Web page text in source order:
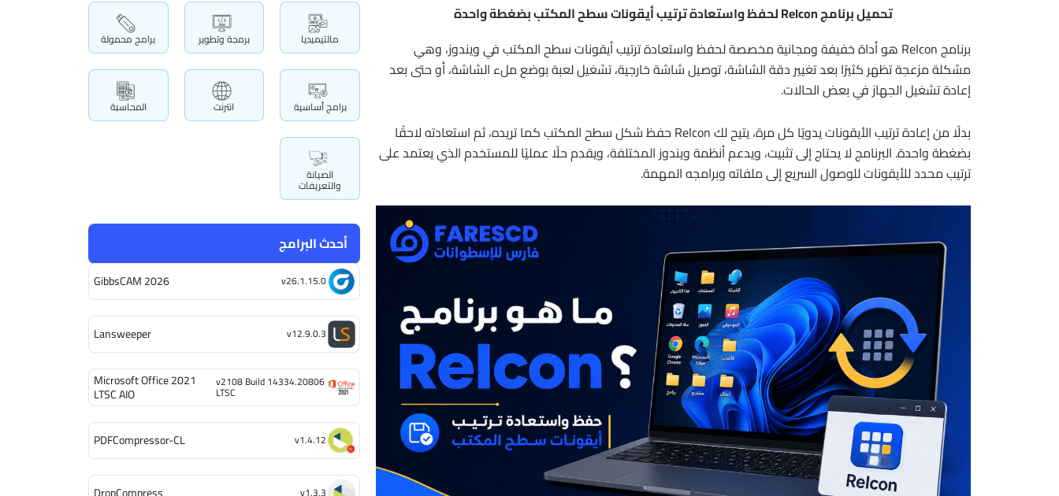
مالتيميديا برمجة وتطوير برامج محمولة
برامج أساسية انترنت المحاسبة
الصيانة
والتعريفات
أحدث البرامج
GibbsCAM 2026 v26.1.15.0
Lansweeper v12.9.0.3
Microsoft Office 2021
LTSC AIO
v2108 Build 14334.20806
LTSC
PDFCompressor-CL v1.4.12
تحميل برنامج ReIcon لحفظ واستعادة ترتيب أيقونات سطح المكتب بضغطة واحدة
برنامج ReIcon هو أداة خفيفة ومجانية مخصصة لحفظ واستعادة ترتيب أيقونات سطح المكتب في ويندوز، وهي
مشكلة مزعجة تظهر كثيرًا بعد تغيير دقة الشاشة، توصيل شاشة خارجية، تشغيل لعبة بوضع ملء الشاشة، أو حتى بعد
إعادة تشغيل الجهاز في بعض الحالات.
بدلًا من إعادة ترتيب الأيقونات يدويًا كل مرة، يتيح لك ReIcon حفظ شكل سطح المكتب كما تريده، ثم استعادته لاحقًا
بضغطة واحدة. البرنامج لا يحتاج إلى تثبيت، ويدعم أنظمة ويندوز المختلفة، ويقدم حلًا عمليًا للمستخدم الذي يعتمد على
ترتيب محدد للأيقونات للوصول السريع إلى ملفاته وبرامجه المهمة.